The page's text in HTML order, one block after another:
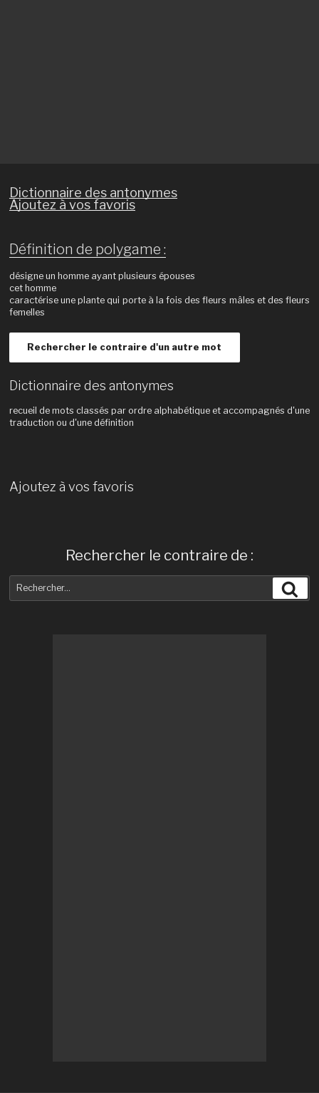
Dictionnaire des antonymes
Ajoutez à vos favoris
Définition de polygame :
désigne un homme ayant plusieurs épouses
cet homme
caractérise une plante qui porte à la fois des fleurs mâles et des fleurs
femelles
Rechercher le contraire d'un autre mot
Dictionnaire des antonymes
recueil de mots classés par ordre alphabétique et accompagnés d'une
traduction ou d'une définition
Ajoutez à vos favoris
Rechercher le contraire de :
pour